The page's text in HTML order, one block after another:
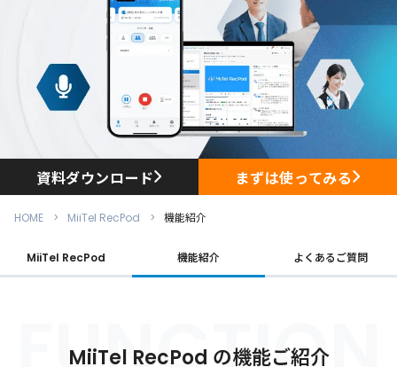
資料ダウンロード まずは使ってみる
HOME MiiTel RecPod 機能紹介
MiiTel RecPod 機能紹介 よくあるご質問
MiiTel RecPod の機能ご紹介